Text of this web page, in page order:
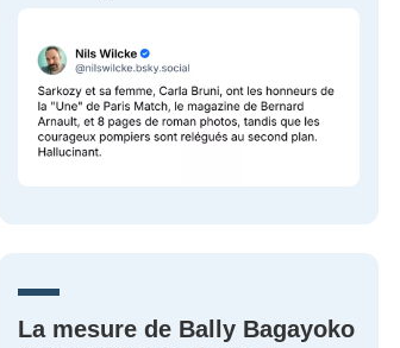
La mesure de Bally Bagayoko